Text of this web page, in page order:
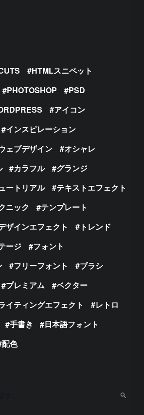
HTMLスニペット
PHOTOSHOP
PSD
アイコン
インスピレーション
ェブデザイン
オシャレ
カラフル
グランジ
ートリアル
テキストエフェクト
ニック
テンプレート
ザインエフェクト
トレンド
ージ
フォント
フリーフォント
ブラシ
プレミアム
ベクター
イティングエフェクト
レトロ
手書き
日本語フォント
配色